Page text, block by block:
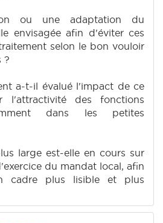
ou une adaptation du
envisagée afin d'éviter ces
selon le bon vouloir
?
a-t-il évalué l'impact de ce
l'attractivité des fonctions
dans les petites
large est-elle en cours sur
du mandat local, afin
cadre plus lisible et plus